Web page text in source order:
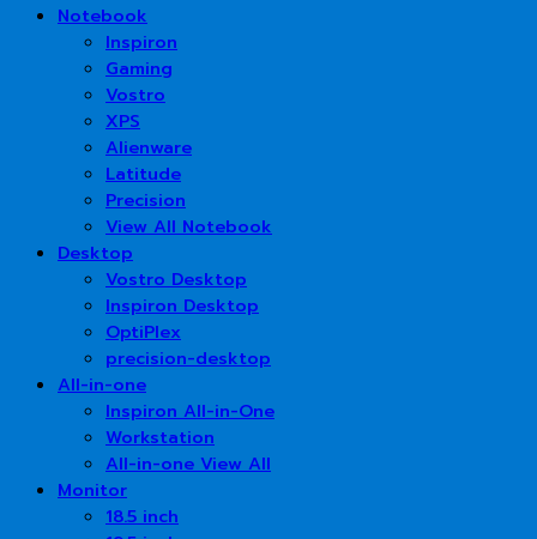
Notebook
Inspiron
Gaming
Vostro
XPS
Alienware
Latitude
Precision
View All Notebook
Desktop
Vostro Desktop
Inspiron Desktop
OptiPlex
precision-desktop
All-in-one
Inspiron All-in-One
Workstation
All-in-one View All
Monitor
18.5 inch